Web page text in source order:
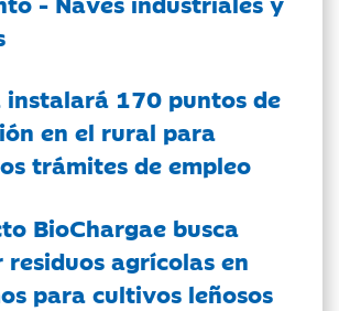
instalará 170 puntos de
en el rural para
trámites de empleo
BioChargae busca
agrícolas en
para cultivos leñosos